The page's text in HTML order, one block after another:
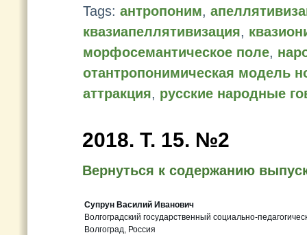
Tags: антропоним,
квазиапеллятивизация,
морфосемантическое поле,
отантропонимическая модель
аттракция, русские народные
2018. Т. 15. №2
Вернуться к содержанию
Супрун Василий Иванович
Волгоградский государственный социально-
Волгоград, Россия